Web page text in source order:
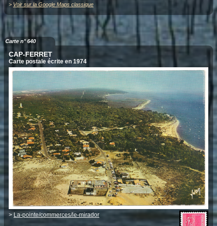
> Voir sur la Google Maps classique
Carte n° 640
CAP-FERRET
Carte postale écrite en 1974
> La-pointe/commerces/le-mirador